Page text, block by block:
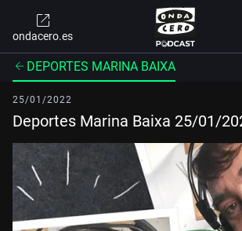
ondacero.es
DEPORTES MARINA BAIXA
25/01/2022
Deportes Marina Baixa 25/01/